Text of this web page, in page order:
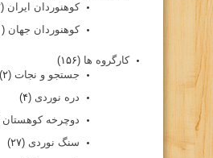
کوهنوردان ایران (۲)
کوهنوردان جهان (۱)
کارگروه ها (۱۵۶)
جستجو و نجات (۲)
دره نوردی (۴)
دوچرخه کوهستان
سنگ نوردی (۲۷)